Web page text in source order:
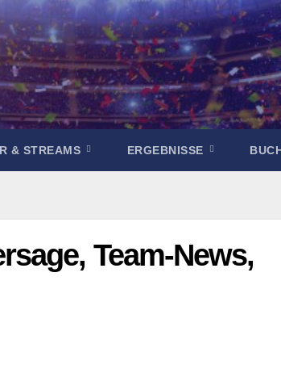
& STREAMS ERGEBNISSE
Team-News,